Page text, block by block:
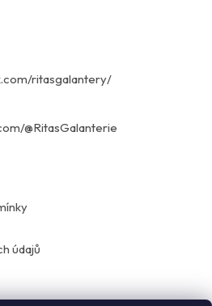
ritasgalantery/
@RitasGalanterie
údajů